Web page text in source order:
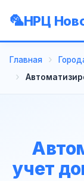
НРЦ
Главная
учет